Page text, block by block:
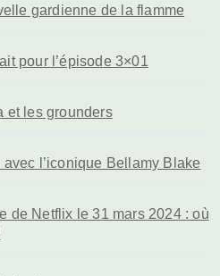
gardienne de la flamme
pour l’épisode 3×01
et les grounders
l’iconique Bellamy Blake
de Netflix le 31 mars 2024 : où